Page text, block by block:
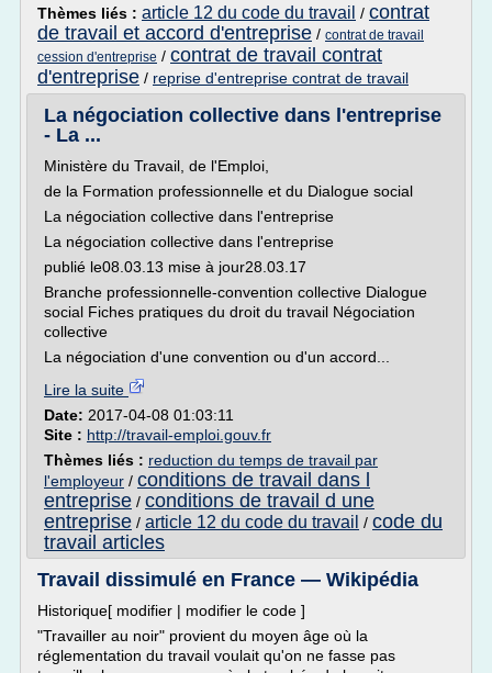
Thèmes liés : article 12 du code du travail / contrat
de travail et accord d'entreprise / contrat de travail
cession d'entreprise / contrat de travail contrat
d'entreprise / reprise d'entreprise contrat de travail
La négociation collective dans l'entreprise
- La ...
Ministère du Travail, de l'Emploi,
de la Formation professionnelle et du Dialogue social
La négociation collective dans l'entreprise
La négociation collective dans l'entreprise
publié le08.03.13 mise à jour28.03.17
Branche professionnelle-convention collective Dialogue
social Fiches pratiques du droit du travail Négociation
collective
La négociation d'une convention ou d'un accord...
Lire la suite
Date: 2017-04-08 01:03:11
Site : http://travail-emploi.gouv.fr
Thèmes liés : reduction du temps de travail par
l'employeur / conditions de travail dans l
entreprise / conditions de travail d une
entreprise / article 12 du code du travail / code du
travail articles
Travail dissimulé en France — Wikipédia
Historique[ modifier | modifier le code ]
"Travailler au noir" provient du moyen âge où la
réglementation du travail voulait qu'on ne fasse pas